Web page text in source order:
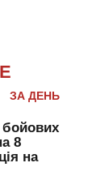
ЗА ДЕНЬ
8
на